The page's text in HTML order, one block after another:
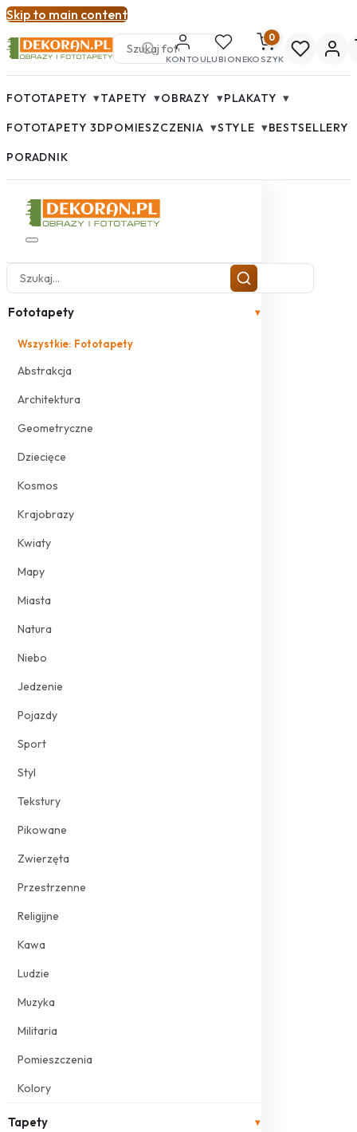
Skip to main content
KONTOULUBIONE
0
KOSZYK
FOTOTAPETY ▾TAPETY ▾OBRAZY ▾PLAKATY ▾
FOTOTAPETY 3DPOMIESZCZENIA ▾STYLE ▾BESTSELLERY
PORADNIK
Fototapety ▾
Wszystkie: Fototapety
Abstrakcja
Architektura
Geometryczne
Dziecięce
Kosmos
Krajobrazy
Kwiaty
Mapy
Miasta
Natura
Niebo
Jedzenie
Pojazdy
Sport
Styl
Tekstury
Pikowane
Zwierzęta
Przestrzenne
Religijne
Kawa
Ludzie
Muzyka
Militaria
Pomieszczenia
Kolory
Tapety ▾